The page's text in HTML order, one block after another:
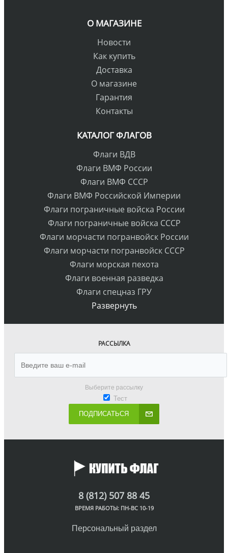
О МАГАЗИНЕ
Новости
Как купить
Доставка
О магазине
Гарантия
Контакты
КАТАЛОГ ФЛАГОВ
Флаги ВДВ
Флаги ВМФ России
Флаги ВМФ СССР
Флаги ВМФ Российской Империи
Флаги пограничные войска России
Флаги пограничные войска СССР
Флаги морчасти погранвойск России
Флаги морчасти погранвойск СССР
Флаги морская пехота
Флаги военная разведка
Флаги спецназ ГРУ
Развернуть
РАССЫЛКА
Выберите рассылку
Тест
ПОДПИСАТЬСЯ
8 (812) 507 88 45
ВРЕМЯ РАБОТЫ: ПН-ВС 10-19
Персональный раздел